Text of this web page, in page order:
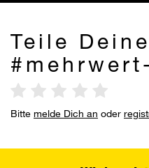
Teile
Bitte melde Dich an oder